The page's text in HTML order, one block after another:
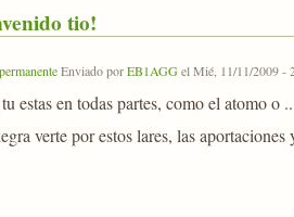
tio!
Enviado porEB1AGG elMié, 11/11/2009 -
estas en todas partes, como el atomo o
verte por estos lares, las